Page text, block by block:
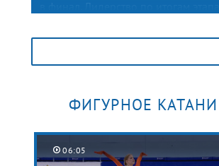
опередивший ближайшего
преследователя Владислава
на семь баллов. Третью позицию
ФИГУРНОЕ
06:05